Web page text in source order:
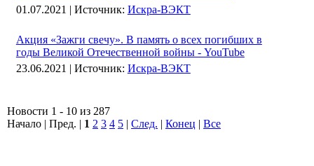
01.07.2021 | Источник: Искра-ВЭКТ
Акция «Зажги свечу». В память о всех погибших в
годы Великой Отечественной войны - YouTube
23.06.2021 | Источник: Искра-ВЭКТ
Новости 1 - 10 из 287
Начало | Пред. | 1 2 3 4 5 | След. | Конец | Все